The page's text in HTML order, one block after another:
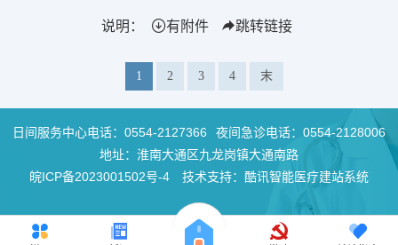
说明： 有附件 跳转链接
1 2 3 4 末
日间服务中心电话： 0554-2127366 夜间急诊电话： 0554-2128006
地址：淮南大通区九龙岗镇大通南路
皖ICP备2023001502号-4
技术支持：酷讯智能医疗建站系统